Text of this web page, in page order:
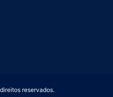
reservados.